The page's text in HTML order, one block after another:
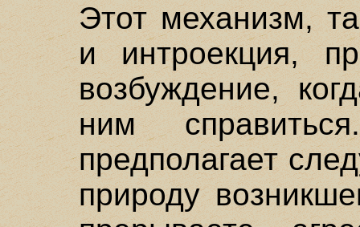
Этот механизм,
и интроекция,
возбуждение,
ним
предполагает
природу